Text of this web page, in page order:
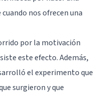
nos ofrecen una
por la motivación
este efecto. Además,
el experimento que
surgieron y que